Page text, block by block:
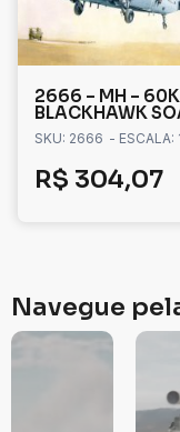
2666 – MH – 60K
BLACKHAWK
SKU: 2666 - ESCALA:
R$ 304,07
Navegue